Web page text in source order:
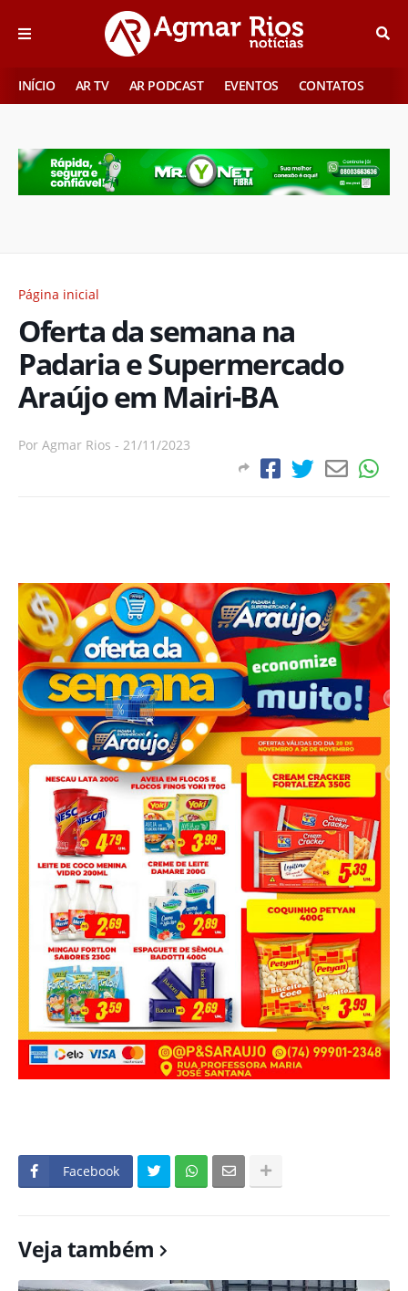
INÍCIO AR TV AR PODCAST EVENTOS CONTATOS
Página inicial
Oferta da semana na
Padaria e Supermercado
Araújo em Mairi-BA
Por Agmar Rios - 21/11/2023
Facebook
Veja também